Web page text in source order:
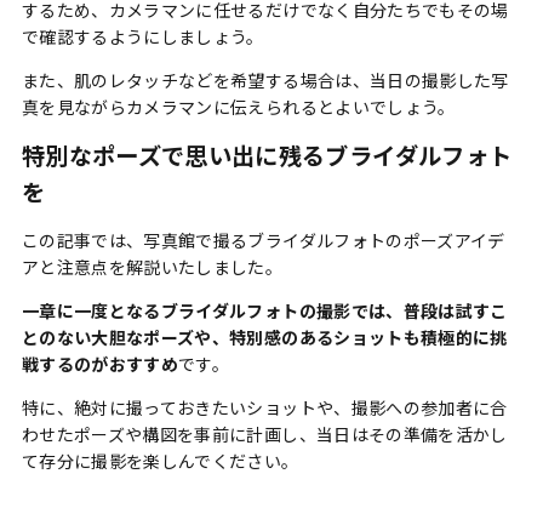
するため、カメラマンに任せるだけでなく自分たちでもその場
で確認するようにしましょう。
また、肌のレタッチなどを希望する場合は、当日の撮影した写
真を見ながらカメラマンに伝えられるとよいでしょう。
特別なポーズで思い出に残るブライダルフォト
を
この記事では、写真館で撮るブライダルフォトのポーズアイデ
アと注意点を解説いたしました。
一章に一度となるブライダルフォトの撮影では、普段は試すこ
とのない大胆なポーズや、特別感のあるショットも積極的に挑
戦するのがおすすめです。
特に、絶対に撮っておきたいショットや、撮影への参加者に合
わせたポーズや構図を事前に計画し、当日はその準備を活かし
て存分に撮影を楽しんでください。